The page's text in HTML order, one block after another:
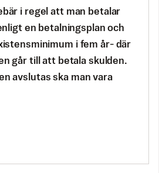
i regel att man betalar
en betalningsplan och
i fem år- där
går till att betala skulden.
avslutas ska man vara